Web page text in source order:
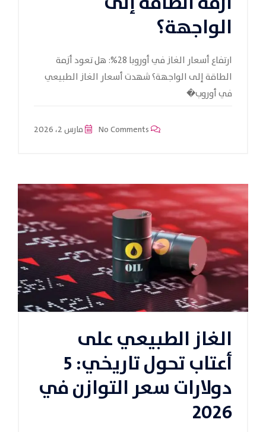
الواجهة؟
ارتفاع أسعار الغاز في أوروبا 28%: هل تعود أزمة
الطاقة إلى الواجهة؟ شهدت أسعار الغاز الطبيعي
في أوروب�
مارس 2، 2026
الغاز الطبيعي على
أعتاب تحول تاريخي: 5
دولارات سعر التوازن في
2026